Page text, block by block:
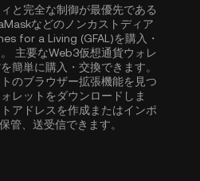
と完全な制御が最優先である
などのノンカストディア
for a Living (GFAL)を購入・
主要なWeb3仮想通貨ウォレ
簡単に購入・交換できます。
のブラウザー拡張機能を見つ
レットをダウンロードしま
アドレスを作成またはインポ
管、送受信できます。